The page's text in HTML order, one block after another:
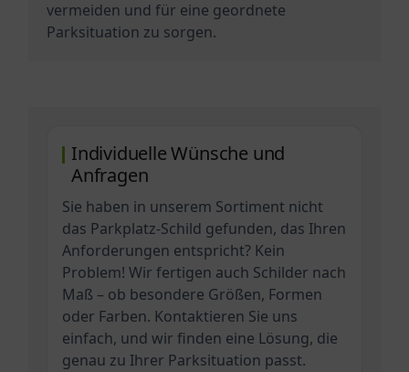
vermeiden und für eine geordnete
Parksituation zu sorgen.
Individuelle Wünsche und
Anfragen
Sie haben in unserem Sortiment nicht
das Parkplatz-Schild gefunden, das Ihren
Anforderungen entspricht? Kein
Problem! Wir fertigen auch Schilder nach
Maß – ob besondere Größen, Formen
oder Farben. Kontaktieren Sie uns
einfach, und wir finden eine Lösung, die
genau zu Ihrer Parksituation passt.